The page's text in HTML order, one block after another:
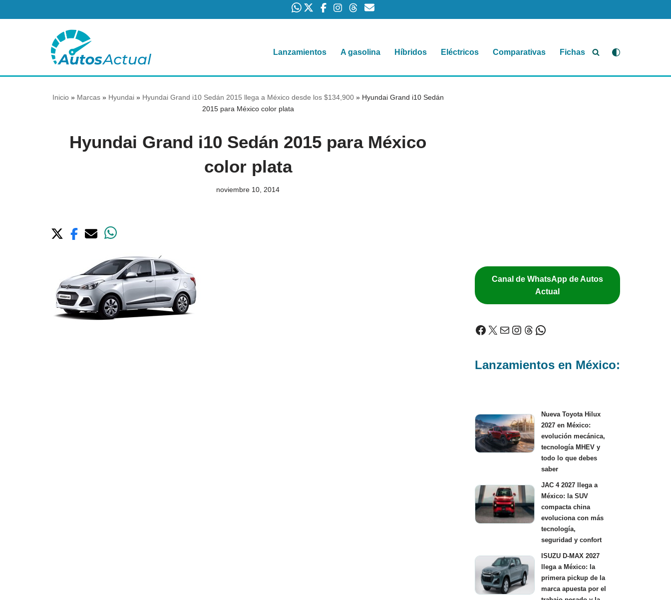
contenido
Lanzamientos A gasolina Híbridos Eléctricos Comparativas Fichas
Inicio» Marcas» Hyundai» Hyundai Grand i10 Sedán 2015 llega a México desde los $134,900» Hyundai Grand i10 Sedán
2015 para México color plata
Hyundai Grand i10 Sedán 2015 para México
color plata
noviembre 10, 2014
Canal de WhatsApp de Autos
Actual
Lanzamientos en México:
Nueva Toyota Hilux
2027 en México:
evolución mecánica,
tecnología MHEV y
todo lo que debes
saber
JAC 4 2027 llega a
México: la SUV
compacta china
evoluciona con más
tecnología,
seguridad y confort
ISUZU D-MAX 2027
llega a México: la
primera pickup de la
marca apuesta por el